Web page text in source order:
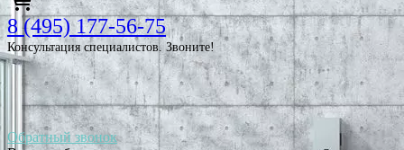
8 (495) 177-56-75
Консультация специалистов. Звоните!
Обратный звонок